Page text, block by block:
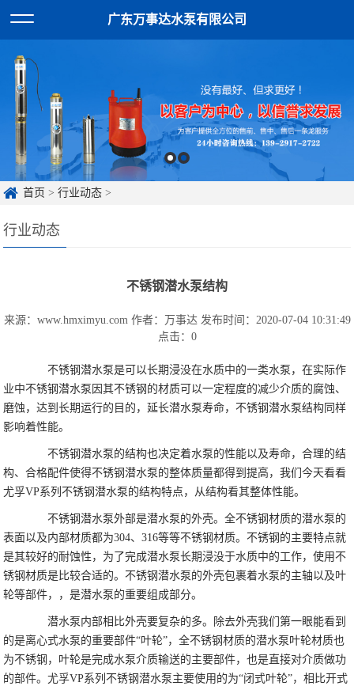
广东万事达水泵有限公司
首页 >行业动态 >
行业动态
不锈钢潜水泵结构
来源：www.hmximyu.com 作者：万事达 发布时间：2020-07-04 10:31:49
点击： 0
不锈钢潜水泵是可以长期浸没在水质中的一类水泵，在实际作
业中不锈钢潜水泵因其不锈钢的材质可以一定程度的减少介质的腐蚀、
磨蚀，达到长期运行的目的，延长潜水泵寿命，不锈钢潜水泵结构同样
影响着性能。
不锈钢潜水泵的结构也决定着水泵的性能以及寿命，合理的结
构、合格配件使得不锈钢潜水泵的整体质量都得到提高，我们今天看看
尤孚VP系列不锈钢潜水泵的结构特点，从结构看其整体性能。
不锈钢潜水泵外部是潜水泵的外壳。全不锈钢材质的潜水泵的
表面以及内部材质都为304、316等等不锈钢材质。不锈钢的主要特点就
是其较好的耐蚀性，为了完成潜水泵长期浸没于水质中的工作，使用不
锈钢材质是比较合适的。不锈钢潜水泵的外壳包裹着水泵的主轴以及叶
轮等部件，，是潜水泵的重要组成部分。
潜水泵内部相比外壳要复杂的多。除去外壳我们第一眼能看到
的是离心式水泵的重要部件“叶轮”，全不锈钢材质的潜水泵叶轮材质也
为不锈钢，叶轮是完成水泵介质输送的主要部件，也是直接对介质做功
的部件。尤孚VP系列不锈钢潜水泵主要使用的为“闭式叶轮”，相比开式